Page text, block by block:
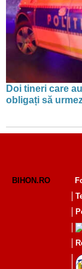
Doi tineri care
obligați să
BIHON.RO